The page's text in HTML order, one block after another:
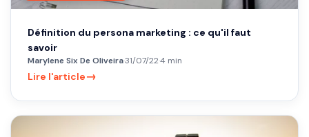
Définition du persona marketing : ce qu'il faut
savoir
Marylene Six De Oliveira·31/07/22·4 min
Lire l'article→